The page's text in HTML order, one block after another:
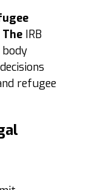
The IRB
body
refugee